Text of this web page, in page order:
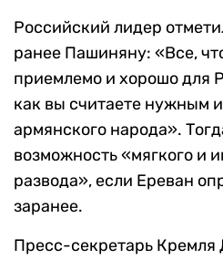
Российский лидер
ранее Пашиняну: «Все,
приемлемо и хорошо для
как вы считаете нужным
армянского народа».
возможность «мягкого и
развода», если Ереван
заранее.
Пресс-секретарь Кремля